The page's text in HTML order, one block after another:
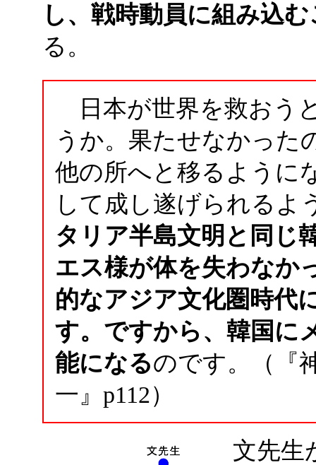
し、戦時動員に組み込
る。
日本が世界を救おう
うか。果たせなかった
他の所へと移るように
して成し遂げられるよ
タリア半島文明と同じ
エス様が体を失わなか
的なアジア文化圏時代
す。ですから、韓国に
能になるのです。（『
一』p112）
文先生